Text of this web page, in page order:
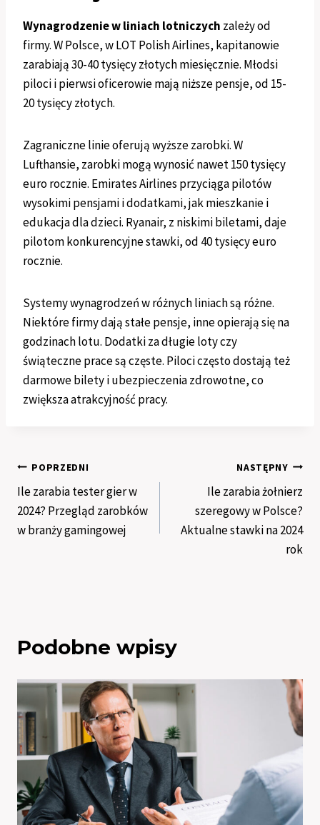
Wynagrodzenie w liniach lotniczych zależy od
firmy. W Polsce, w LOT Polish Airlines, kapitanowie
zarabiają 30-40 tysięcy złotych miesięcznie. Młodsi
piloci i pierwsi oficerowie mają niższe pensje, od 15-
20 tysięcy złotych.
Zagraniczne linie oferują wyższe zarobki. W
Lufthansie, zarobki mogą wynosić nawet 150 tysięcy
euro rocznie. Emirates Airlines przyciąga pilotów
wysokimi pensjami i dodatkami, jak mieszkanie i
edukacja dla dzieci. Ryanair, z niskimi biletami, daje
pilotom konkurencyjne stawki, od 40 tysięcy euro
rocznie.
Systemy wynagrodzeń w różnych liniach są różne.
Niektóre firmy dają stałe pensje, inne opierają się na
godzinach lotu. Dodatki za długie loty czy
świąteczne prace są częste. Piloci często dostają też
darmowe bilety i ubezpieczenia zdrowotne, co
zwiększa atrakcyjność pracy.
Nawigacja
wpisu
POPRZEDNI
Ile zarabia tester gier w
2024? Przegląd zarobków
w branży gamingowej
NASTĘPNY
Ile zarabia żołnierz
szeregowy w Polsce?
Aktualne stawki na 2024
rok
Podobne wpisy